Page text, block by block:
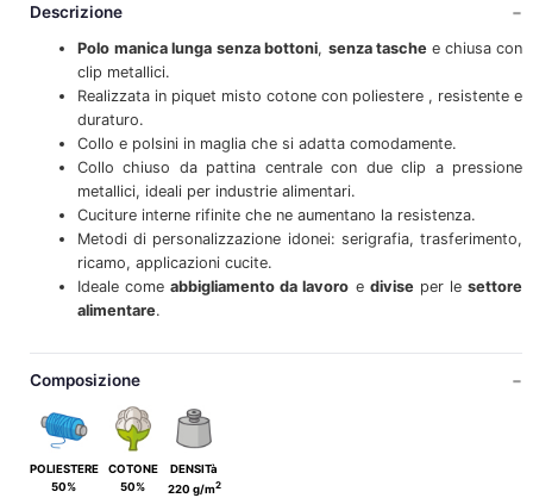
Descrizione
Polo manica lunga senza bottoni, senza taschee chiusa con
clip metallici.
Realizzata in piquet misto cotone con poliestere , resistente e
duraturo.
Collo e polsini in maglia che si adatta comodamente.
Collo chiuso da pattina centrale con due clip a pressione
metallici, ideali per industrie alimentari.
Cuciture interne rifinite che ne aumentano la resistenza.
Metodi di personalizzazione idonei: serigrafia, trasferimento,
ricamo, applicazioni cucite.
Ideale comeabbigliamento da lavoro e diviseper lesettore
alimentare.
Composizione
POLIESTERE
50%
COTONE
50%
DENSITà
220 g/m2